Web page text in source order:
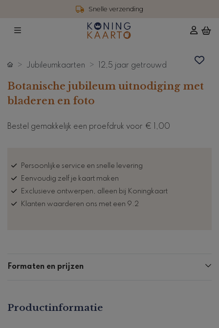
Snelle verzending
Jubileumkaarten 12,5 jaar getrouwd
Botanische jubileum uitnodiging met
bladeren en foto
Bestel gemakkelijk een proefdruk voor € 1,00
Persoonlijke service en snelle levering
Eenvoudig zelf je kaart maken
Exclusieve ontwerpen, alleen bij Koningkaart
Klanten waarderen ons met een 9.2
Formaten en prijzen
Productinformatie